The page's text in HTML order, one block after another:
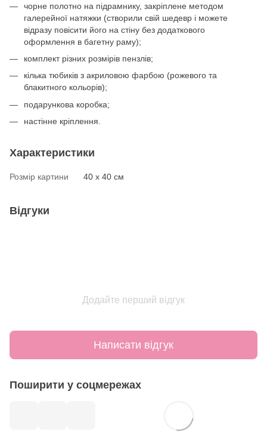
чорне полотно на підрамнику, закріплене методом
галерейної натяжки (створили свій шедевр і можете
відразу повісити його на стіну без додаткового
оформлення в багетну раму);
комплект різних розмірів пензлів;
кілька тюбиків з акриловою фарбою (рожевого та
блакитного кольорів);
подарункова коробка;
настінне кріплення.
Характеристики
Розмір картини 40 х 40 см
Відгуки
Додайте перший відгук
Написати відгук
Поширити у соцмережах